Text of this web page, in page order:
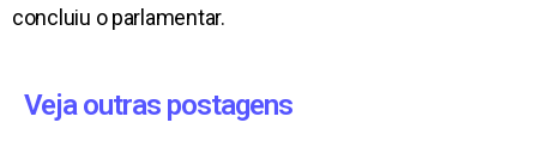
concluiu o parlamentar.
Veja outras postagens